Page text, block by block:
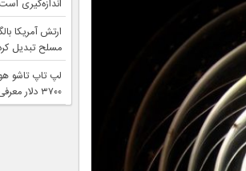
اندازه‌گیری است
ارتش آمریکا
مسلح تبدیل
۳۷۰۰ دلار معرفی شد